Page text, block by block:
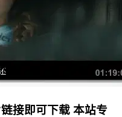
接即可下载 本站专